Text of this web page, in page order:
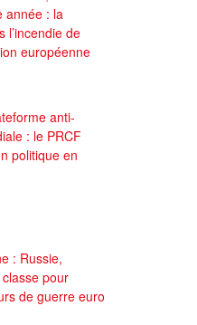
année : la
l’incendie de
européenne
anti-
: le PRCF
politique en
: Russie,
pour
de guerre euro